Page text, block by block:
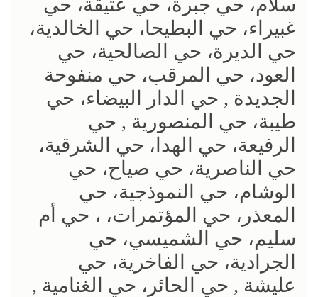
سلام، حي جبرة، حي عتيقة، حي
غبيراء، حي البطيحا، حي الخالدية،
حي الديرة، حي الصالحية، حي
العود، حي المرقب، حي منفوحة
الجديدة , حي الدار البيضاء، حي
طيبة، حي المنصورية , حي
الرفيعة، حي الهدا، حي الشرقية،
حي الناصرية، حي صياح، حي
الوشام، حي النموذجية، حي
المعذر، حي المؤتمرات، ، حي أم
سليم، حي الشميسي، حي
الجرادية، حي الفاخرية، حي
عليشة , حي الحائر، حي الغنامية ,